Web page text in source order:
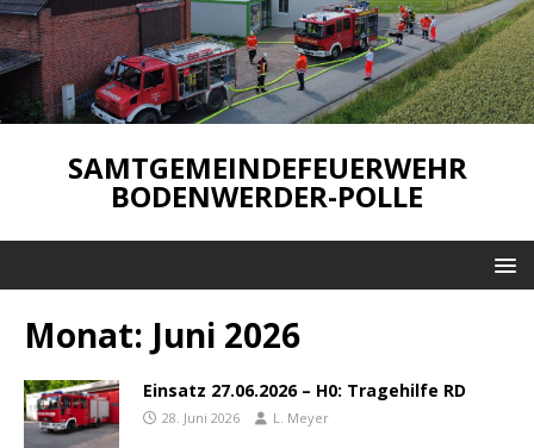
SAMTGEMEINDEFEUERWEHR
BODENWERDER-POLLE
Monat: Juni 2026
Einsatz 27.06.2026 – H0: Tragehilfe RD
28. Juni 2026 L. Meyer